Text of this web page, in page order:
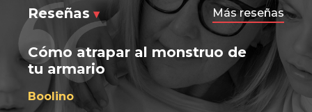
Reseñas Más reseñas
Cómo atrapar al monstruo de
tu armario
Boolino